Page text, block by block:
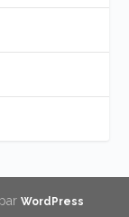
WordPress